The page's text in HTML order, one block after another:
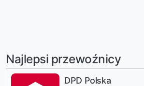
Najlepsi przewoźnicy
DPD Polska